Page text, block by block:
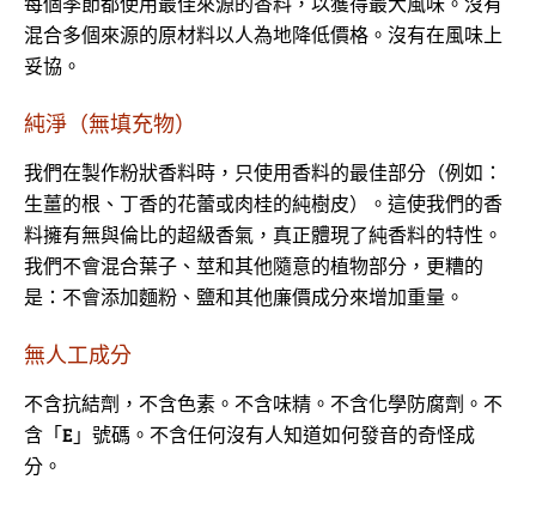
混合多個來源的原材料以人為地降低價格。沒有在風味上
妥協。
純淨（無填充物）
我們在製作粉狀香料時，只使用香料的最佳部分（例如：
生薑的根、丁香的花蕾或肉桂的純樹皮）。這使我們的香
料擁有無與倫比的超級香氣，真正體現了純香料的特性。
我們不會混合葉子、莖和其他隨意的植物部分，更糟的
是：不會添加麵粉、鹽和其他廉價成分來增加重量。
無人工成分
不含抗結劑，不含色素。不含味精。不含化學防腐劑。不
含「E」號碼。不含任何沒有人知道如何發音的奇怪成
分。